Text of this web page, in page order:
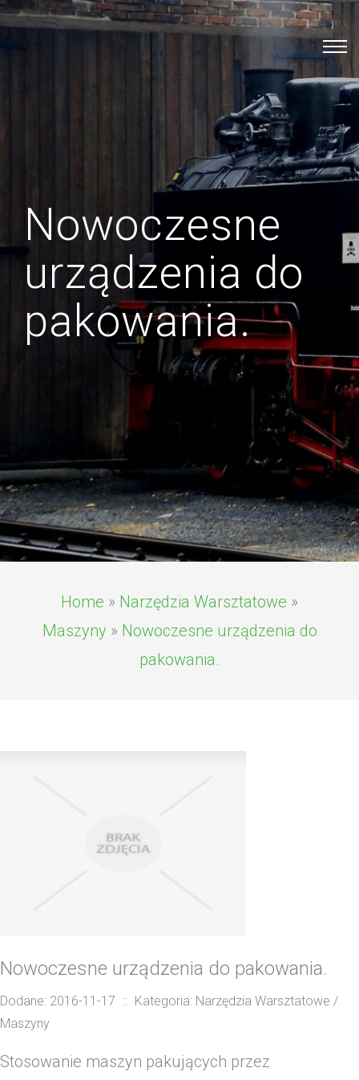
Nowoczesne
urządzenia do
pakowania.
Home » Narzędzia Warsztatowe »
Maszyny » Nowoczesne urządzenia do
pakowania.
Nowoczesne urządzenia do pakowania.
Dodane: 2016-11-17 :: Kategoria: Narzędzia Warsztatowe /
Maszyny
Stosowanie maszyn pakujących przez